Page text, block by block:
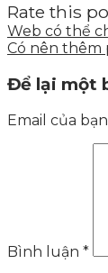
Rate this
Web có thể
Có nên thêm
Để lại một
Email của
Bình luận *